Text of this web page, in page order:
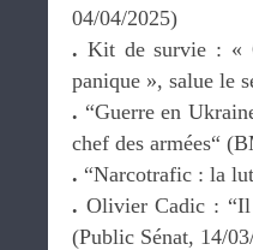
04/04/2025)
. Kit de survie : «
panique », salue le
. “Guerre en
chef des armées“
. “Narcotrafic : la
. Olivier Cadic : “Il
(Public Sénat, 14/